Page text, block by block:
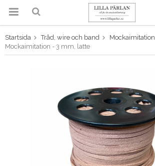
Produkten har blivit tillagd i
Startsida Tråd, wire och band Mockaimitation
Mockaimitation - 3 mm, latte